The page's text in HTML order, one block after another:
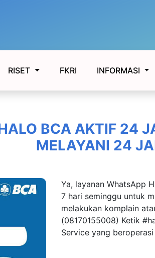
RISET FKRI INFORMASI
BCA AKTIF 24
MELAYANI 24
Ya, layanan WhatsApp
7 hari seminggu untuk
melakukan komplain
(08170155008) Ketik
Service yang